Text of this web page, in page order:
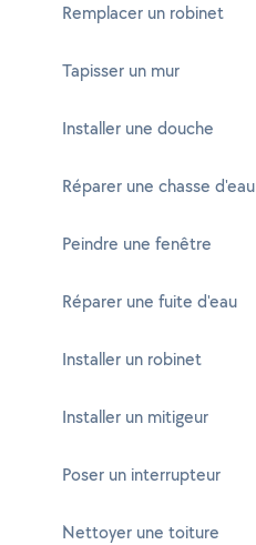
Remplacer un robinet
Tapisser un mur
Installer une douche
Réparer une chasse d'eau
Peindre une fenêtre
Réparer une fuite d'eau
Installer un robinet
Installer un mitigeur
Poser un interrupteur
Nettoyer une toiture